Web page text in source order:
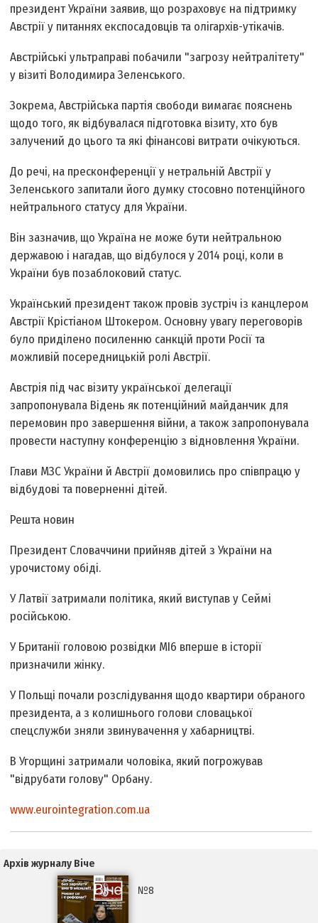
президент України заявив, що розраховує на підтримку
Австрії у питаннях експосадовців та олігархів-утікачів.
Австрійські ультраправі побачили "загрозу нейтралітету"
у візиті Володимира Зеленського.
Зокрема, Австрійська партія свободи вимагає пояснень
щодо того, як відбувалася підготовка візиту, хто був
залучений до цього та які фінансові витрати очікуються.
До речі, на пресконференції у нетральній Австрії у
Зеленського запитали його думку стосовно потенційного
нейтрального статусу для України.
Він зазначив, що Україна не може бути нейтральною
державою і нагадав, що відбулося у 2014 році, коли в
України був позаблоковий статус.
Український президент також провів зустріч із канцлером
Австрії Крістіаном Штокером. Основну увагу переговорів
було приділено посиленню санкцій проти Росії та
можливій посередницькій ролі Австрії.
Австрія під час візиту української делегації
запропонувала Відень як потенційний майданчик для
перемовин про завершення війни, а також запропонувала
провести наступну конференцію з відновлення України.
Глави МЗС України й Австрії домовились про співпрацю у
відбудові та поверненні дітей.
Решта новин
Президент Словаччини прийняв дітей з України на
урочистому обіді.
У Латвії затримали політика, який виступав у Сеймі
російською.
У Британії головою розвідки MI6 вперше в історії
призначили жінку.
У Польщі почали розслідування щодо квартири обраного
президента, а з колишнього голови словацької
спецслужби зняли звинувачення у хабарництві.
В Угорщині затримали чоловіка, який погрожував
"відрубати голову" Орбану.
www.eurointegration.com.ua
Архів журналу Віче
№8